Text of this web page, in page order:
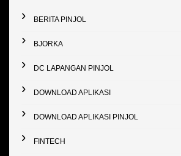
BERITA PINJOL
BJORKA
DC LAPANGAN PINJOL
DOWNLOAD APLIKASI
DOWNLOAD APLIKASI PINJOL
FINTECH